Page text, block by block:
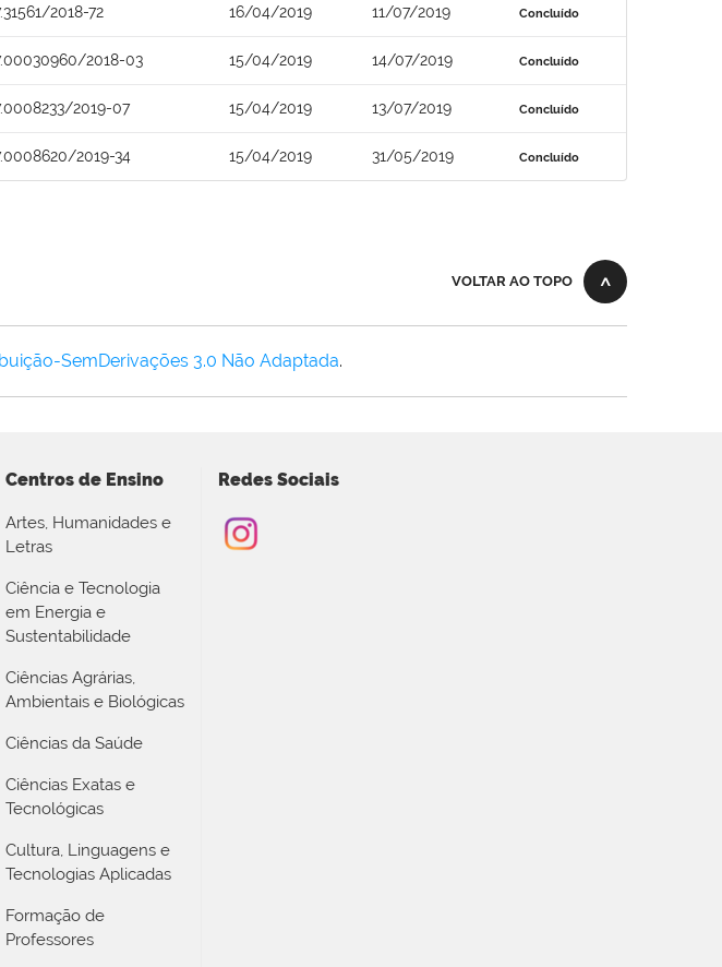
2018-72 16/04/2019 11/07/2019 Concluído
2018-03 15/04/2019 14/07/2019 Concluído
2019-07 15/04/2019 13/07/2019 Concluído
2019-34 15/04/2019 31/05/2019 Concluído
VOLTAR AO TOPO
SemDerivações 3.0 Não Adaptada.
Centros de Ensino
Artes, Humanidades e
Letras
Ciência e Tecnologia
em Energia e
Sustentabilidade
Ciências Agrárias,
Ambientais e Biológicas
Ciências da Saúde
Ciências Exatas e
Tecnológicas
Cultura, Linguagens e
Tecnologias Aplicadas
Formação de
Professores
Redes Sociais